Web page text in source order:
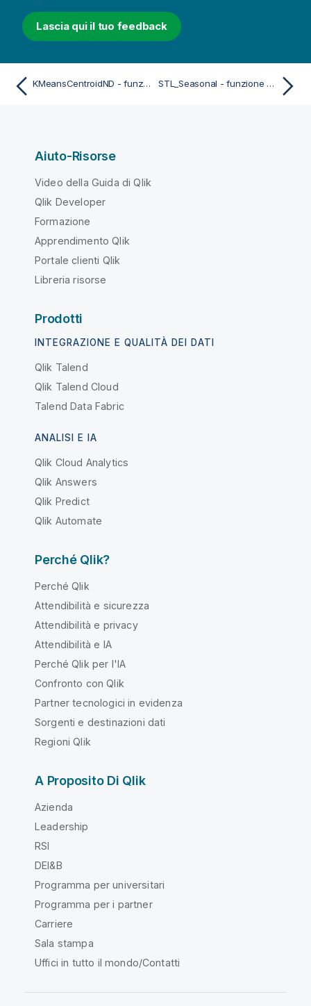
Lascia qui il tuo feedback
KMeansCentroidND - funzione per grafici STL_Seasonal - funzione per grafici
Aiuto-Risorse
Video della Guida di Qlik
Qlik Developer
Formazione
Apprendimento Qlik
Portale clienti Qlik
Libreria risorse
Prodotti
INTEGRAZIONE E QUALITÀ DEI DATI
Qlik Talend
Qlik Talend Cloud
Talend Data Fabric
ANALISI E IA
Qlik Cloud Analytics
Qlik Answers
Qlik Predict
Qlik Automate
Perché Qlik?
Perché Qlik
Attendibilità e sicurezza
Attendibilità e privacy
Attendibilità e IA
Perché Qlik per l'IA
Confronto con Qlik
Partner tecnologici in evidenza
Sorgenti e destinazioni dati
Regioni Qlik
A Proposito Di Qlik
Azienda
Leadership
RSI
DEI&B
Programma per universitari
Programma per i partner
Carriere
Sala stampa
Uffici in tutto il mondo/Contatti